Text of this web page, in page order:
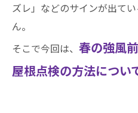
ズレ」などのサインが出て
ん。
そこで今回は、 春の強風
屋根点検の方法につい